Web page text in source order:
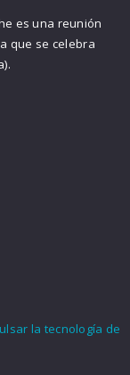
es una reunión
que se celebra
la tecnología de